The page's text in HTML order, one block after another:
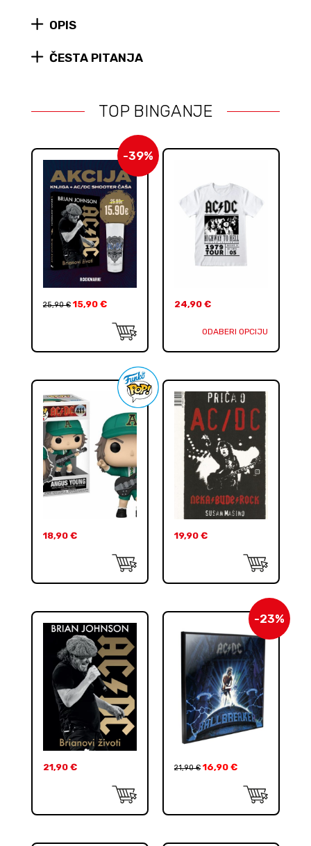
OPIS
ČESTA PITANJA
TOP BINGANJE
-39%
25,90€ 15,90 € 24,90 €
ODABERI OPCIJU
18,90 € 19,90 €
21,90 €
-23%
21,90€ 16,90 €